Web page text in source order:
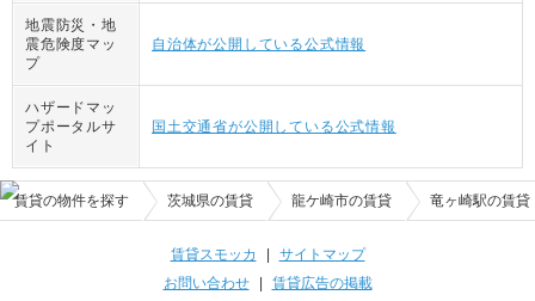
地震防災・地
震危険度マッ
プ
自治体が公開している公式情報
ハザードマッ
プポータルサ
イト
国土交通省が公開している公式情報
賃貸の物件を探す 茨城県の賃貸 龍ケ崎市の賃貸 竜ヶ崎駅の賃貸
賃貸スモッカ
サイトマップ
お問い合わせ| 賃貸広告の掲載